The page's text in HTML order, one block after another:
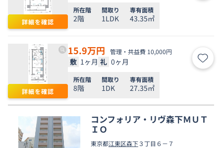
詳細を確認
所在階
2階
間取り
1LDK
専有面積
43.35㎡
詳細を確認
15.9万円 管理・共益費 10,000円
敷 1ヶ月 礼 0ヶ月 お気
所在階
8階
間取り
1DK
専有面積
27.35㎡
コンフォリア・リヴ森下ＭＵＴ
ＩＯ
東京都江東区森下３丁目６－７